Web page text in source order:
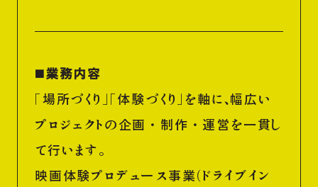
◼️業務内容
「場所づくり」「体験づくり」を軸に、幅広い
プロジェクトの企画・制作・運営を一貫し
て行います。
映画体験プロデュース事業（ドライブイン